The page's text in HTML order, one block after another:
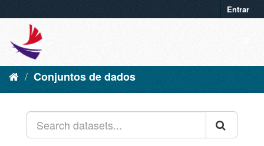
Entrar
Conjuntos de dados